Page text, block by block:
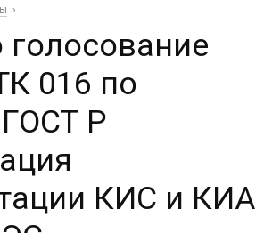
голосование
016 по
Р
КИС и КИА